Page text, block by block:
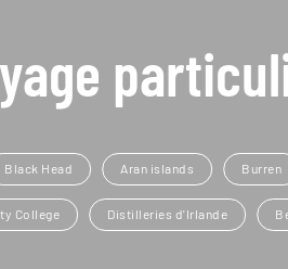
Black Head Aran islands Burren
College Distilleries d'Irlande